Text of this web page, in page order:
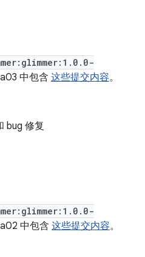
中包含 这些提交内容。
bug 修复
中包含 这些提交内容。